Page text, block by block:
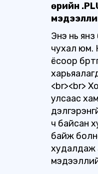
Өөрийн
Энэ нь
чухал юм.
ёсоор
<br><br>
улсаас
ч байсан
байж
худалдаж